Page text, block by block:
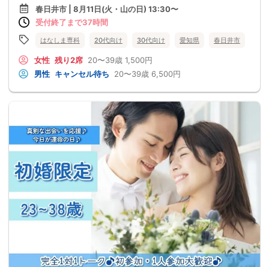
春日井市 | 8月11日(火・山の日) 13:30〜
受付終了まで37時間
はなしま専科 20代向け 30代向け 愛知県 春日井市
女性 残り2席 20〜39歳 1,500円
男性 キャンセル待ち 20〜39歳 6,500円